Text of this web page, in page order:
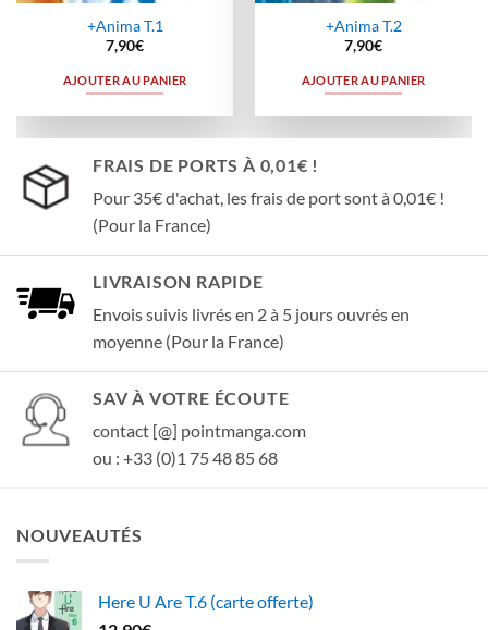
+Anima T.1
7,90€
AJOUTER AU PANIER
+Anima T.2
7,90€
AJOUTER AU PANIER
FRAIS DE PORTS À 0,01€ !
Pour 35€ d'achat, les frais de port sont à 0,01€ !
(Pour la France)
LIVRAISON RAPIDE
Envois suivis livrés en 2 à 5 jours ouvrés en
moyenne (Pour la France)
SAV À VOTRE ÉCOUTE
contact [@] pointmanga.com
ou : +33 (0)1 75 48 85 68
NOUVEAUTÉS
Here U Are T.6 (carte offerte)